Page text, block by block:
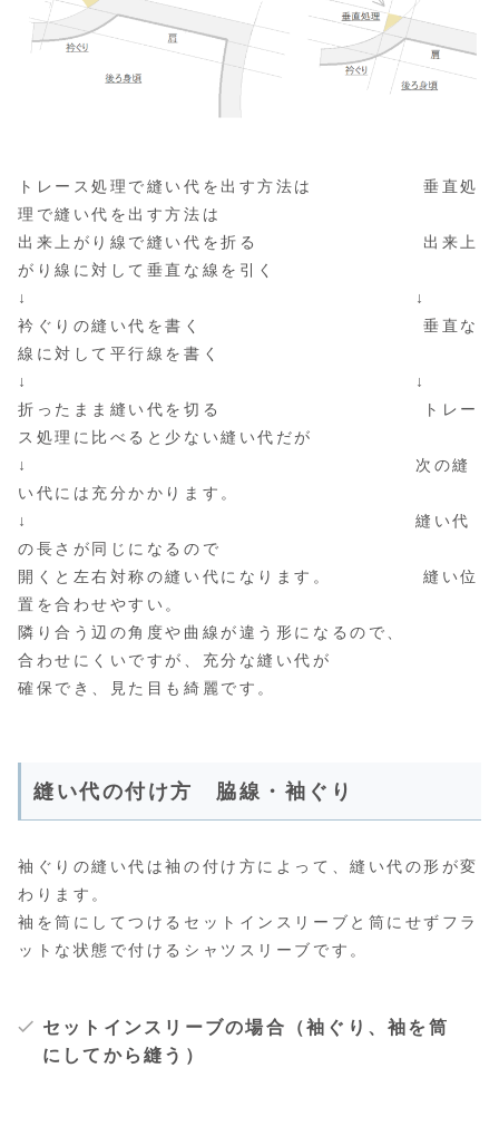
トレース処理で縫い代を出す方法は 垂直処
理で縫い代を出す方法は
出来上がり線で縫い代を折る 出来上
がり線に対して垂直な線を引く
↓ ↓
衿ぐりの縫い代を書く 垂直な
線に対して平行線を書く
↓ ↓
折ったまま縫い代を切る トレー
ス処理に比べると少ない縫い代だが
↓ 次の縫
い代には充分かかります。
↓ 縫い代
の長さが同じになるので
開くと左右対称の縫い代になります。 縫い位
置を合わせやすい。
隣り合う辺の角度や曲線が違う形になるので、
合わせにくいですが、充分な縫い代が
確保でき、見た目も綺麗です。
縫い代の付け方 脇線・袖ぐり
袖ぐりの縫い代は袖の付け方によって、縫い代の形が変
わります。
袖を筒にしてつけるセットインスリーブと筒にせずフラ
ットな状態で付けるシャツスリーブです。
セットインスリーブの場合（袖ぐり、袖を筒
にしてから縫う）